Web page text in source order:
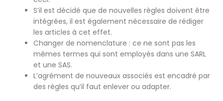
S’il est décidé que de nouvelles règles doivent être
intégrées, il est également nécessaire de rédiger
les articles à cet effet.
Changer de nomenclature : ce ne sont pas les
mêmes termes qui sont employés dans une SARL
et une SAS.
L’agrément de nouveaux associés est encadré par
des règles qu’il faut enlever ou adapter.